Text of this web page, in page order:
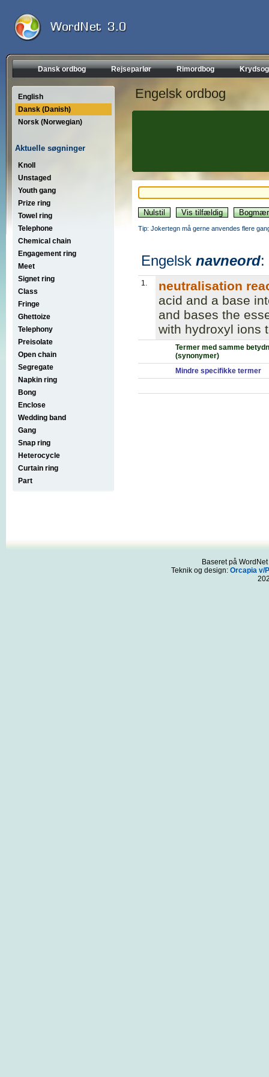
Dansk ordbog Rejseparlør Rimordbog
English
Dansk (Danish)
Norsk (Norwegian)
Aktuelle søgninger
Knoll
Unstaged
Youth gang
Prize ring
Towel ring
Telephone
Chemical chain
Engagement ring
Meet
Signet ring
Class
Fringe
Ghettoize
Telephony
Preisolate
Open chain
Segregate
Napkin ring
Bong
Enclose
Wedding band
Gang
Snap ring
Heterocycle
Curtain ring
Part
Engelsk ordbog
Tip: Jokertegn må gerne anvendes flere
Engelsk navneord:
1.
neutralisation
acid and a base
and bases the
with hydroxyl ions
Termer med samme
(synonymer)
Mindre specifikke termer
Baseret på
Teknik og design: Orcapia v/